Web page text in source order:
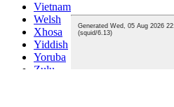
Vietnamese
Welsh
Xhosa
Yiddish
Yoruba
Zulu